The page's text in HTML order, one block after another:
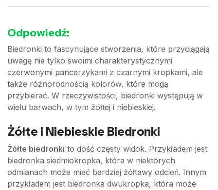
Odpowiedź:
Biedronki to fascynujące stworzenia, które przyciągają
uwagę nie tylko swoimi charakterystycznymi
czerwonymi pancerzykami z czarnymi kropkami, ale
także różnorodnością kolorów, które mogą
przybierać. W rzeczywistości, biedronki występują w
wielu barwach, w tym żółtej i niebieskiej.
Żółte i Niebieskie Biedronki
Żółte biedronki to dość częsty widok. Przykładem jest
biedronka siedmiokropka, która w niektórych
odmianach może mieć bardziej żółtawy odcień. Innym
przykładem jest biedronka dwukropka, która może